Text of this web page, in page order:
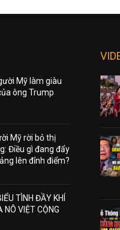
Mỹ làm giàu
ông Trump
Mỹ rời bỏ thị
Điều gì đang đẩy
lên đỉnh điểm?
TÌNH ĐẦY KHÍ
NÔ VIỆT CỘNG